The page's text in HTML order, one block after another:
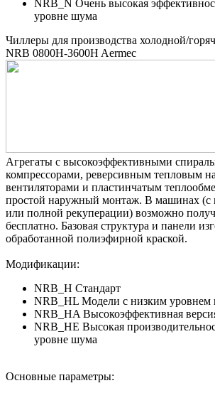
NRB_N Очень высокая
уровне шума
Чиллеры для производства холодной/
NRB 0800H-3600H Aermec
Агрегаты с высокоэффективными
компрессорами, реверсивным тепловым
вентиляторами и пластинчатым
простой наружный монтаж. В машинах (с
или полной рекуперации) возможно
бесплатно. Базовая структура и панели
обработанной полиэфирной краской.
Модификации:
NRB_H Стандарт
NRB_HL Модели с низким уровнем
NRB_HA Высокоэффективная
NRB_HE Высокая
уровне шума
Основные параметры: